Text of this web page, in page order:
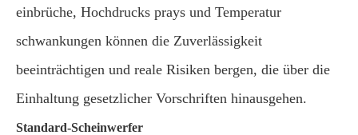
einbrüche, Hochdrucks prays und Temperatur
schwankungen können die Zuverlässigkeit
beeinträchtigen und reale Risiken bergen, die über die
Einhaltung gesetzlicher Vorschriften hinausgehen.
Standard-Scheinwerfer